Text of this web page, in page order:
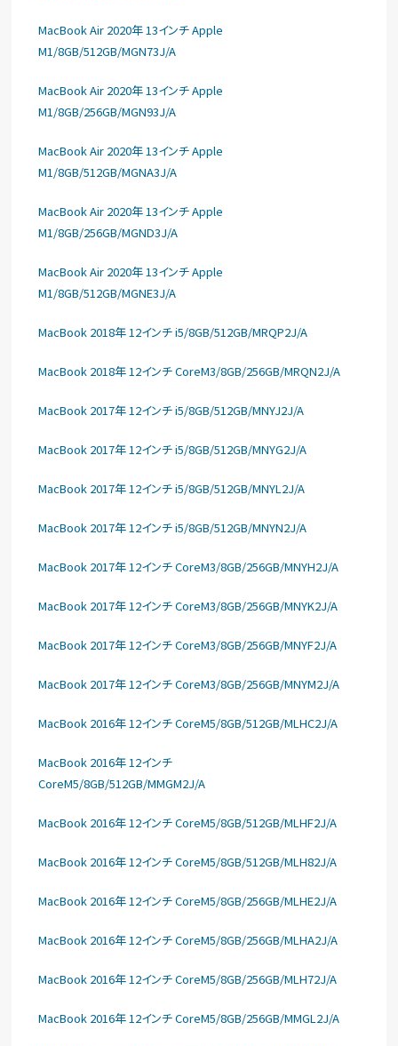
MacBook Air 2020年 13インチ Apple
M1/8GB/512GB/MGN73J/A
MacBook Air 2020年 13インチ Apple
M1/8GB/256GB/MGN93J/A
MacBook Air 2020年 13インチ Apple
M1/8GB/512GB/MGNA3J/A
MacBook Air 2020年 13インチ Apple
M1/8GB/256GB/MGND3J/A
MacBook Air 2020年 13インチ Apple
M1/8GB/512GB/MGNE3J/A
MacBook 2018年 12インチ i5/8GB/512GB/MRQP2J/A
MacBook 2018年 12インチ CoreM3/8GB/256GB/MRQN2J/A
MacBook 2017年 12インチ i5/8GB/512GB/MNYJ2J/A
MacBook 2017年 12インチ i5/8GB/512GB/MNYG2J/A
MacBook 2017年 12インチ i5/8GB/512GB/MNYL2J/A
MacBook 2017年 12インチ i5/8GB/512GB/MNYN2J/A
MacBook 2017年 12インチ CoreM3/8GB/256GB/MNYH2J/A
MacBook 2017年 12インチ CoreM3/8GB/256GB/MNYK2J/A
MacBook 2017年 12インチ CoreM3/8GB/256GB/MNYF2J/A
MacBook 2017年 12インチ CoreM3/8GB/256GB/MNYM2J/A
MacBook 2016年 12インチ CoreM5/8GB/512GB/MLHC2J/A
MacBook 2016年 12インチ
CoreM5/8GB/512GB/MMGM2J/A
MacBook 2016年 12インチ CoreM5/8GB/512GB/MLHF2J/A
MacBook 2016年 12インチ CoreM5/8GB/512GB/MLH82J/A
MacBook 2016年 12インチ CoreM5/8GB/256GB/MLHE2J/A
MacBook 2016年 12インチ CoreM5/8GB/256GB/MLHA2J/A
MacBook 2016年 12インチ CoreM5/8GB/256GB/MLH72J/A
MacBook 2016年 12インチ CoreM5/8GB/256GB/MMGL2J/A